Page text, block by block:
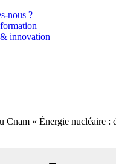
nous ?
innovation
Cnam « Énergie nucléaire :